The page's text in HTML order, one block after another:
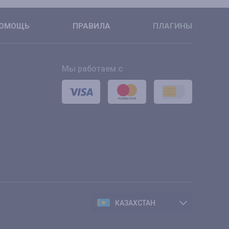
ПРАВИЛА ПЛАГИНЫ
Мы работаем с
КАЗАХСТАН